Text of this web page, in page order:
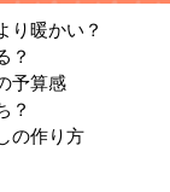
り暖かい？
？
予算感
？
の作り方